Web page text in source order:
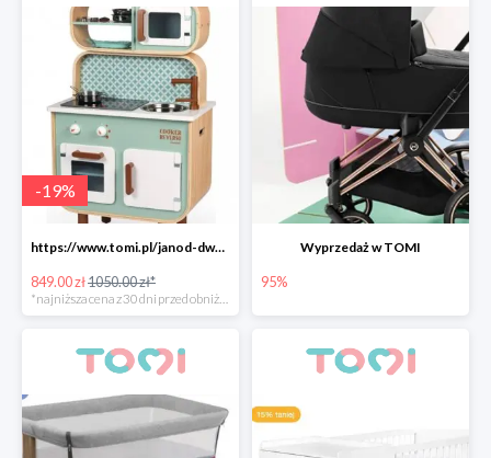
-19%
https://www.tomi.pl/janod-dwustronna-drewniana-kuchnia-z-pralka-2w1-z-dzwiekiem-swiatlem/
849.00 zł1050.00 zł*
*najniższa cena z 30 dni przed obniżką
Wyprzedaż w TOMI
95%